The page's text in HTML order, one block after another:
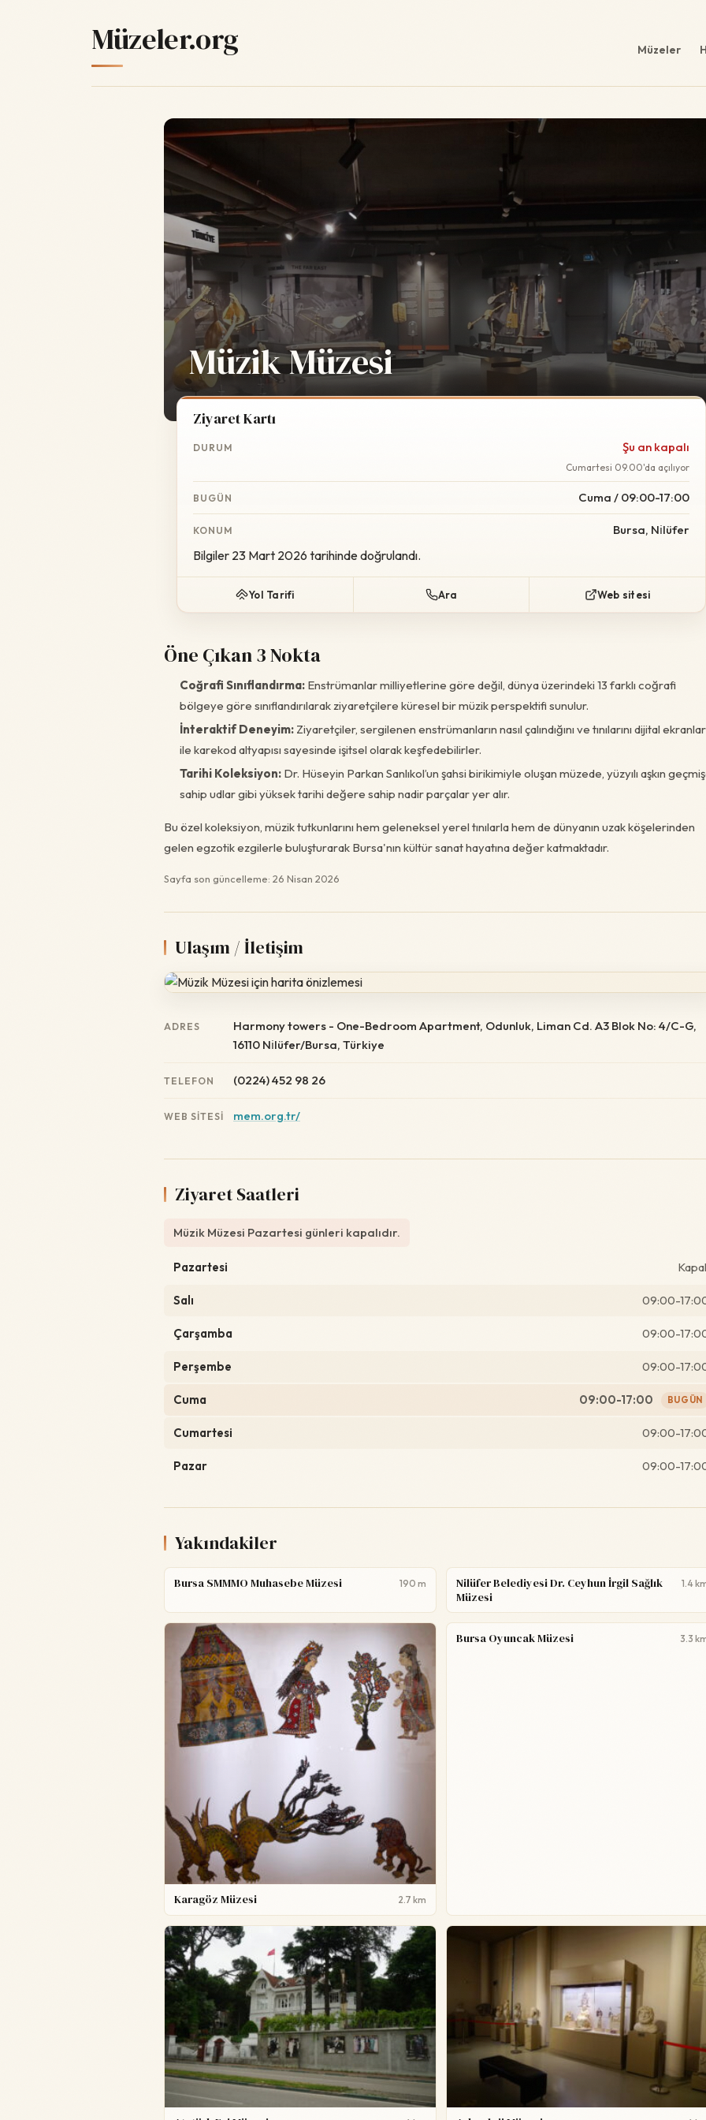
Müzeler.org Müzeler
Müzik Müzesi
Ziyaret Kartı
DURUM Şu an kapalı
Cumartesi 09.00'da açılıyor
BUGÜN Cuma / 09:00-17:00
KONUM Bursa, Ni̇lüfer
Bilgiler 23 Mart 2026 tarihinde doğrulandı.
Yol Tarifi Ara Web sitesi
Öne Çıkan 3 Nokta
Coğrafi Sınıflandırma: Enstrümanlar milliyetlerine göre değil, dünya üzerindeki 13 farklı coğrafi
bölgeye göre sınıflandırılarak ziyaretçilere küresel bir müzik perspektifi sunulur.
İnteraktif Deneyim: Ziyaretçiler, sergilenen enstrümanların nasıl çalındığını ve tınılarını dijital ekranlar
ile karekod altyapısı sayesinde işitsel olarak keşfedebilirler.
Tarihi Koleksiyon: Dr. Hüseyin Parkan Sanlıkol’un şahsi birikimiyle oluşan müzede, yüzyılı aşkın
sahip udlar gibi yüksek tarihi değere sahip nadir parçalar yer alır.
Bu özel koleksiyon, müzik tutkunlarını hem geleneksel yerel tınılarla hem de dünyanın uzak köşelerinden
gelen egzotik ezgilerle buluşturarak Bursa'nın kültür sanat hayatına değer katmaktadır.
Sayfa son güncelleme: 26 Nisan 2026
Ulaşım / İletişim
ADRES
Harmony towers - One-Bedroom Apartment, Odunluk, Liman Cd. A3 Blok No: 4/C-G,
16110 Ni̇lüfer/Bursa, Türkiye
TELEFON (0224) 452 98 26
WEB SITESI mem.org.tr/
Ziyaret Saatleri
Müzik Müzesi Pazartesi günleri kapalıdır.
Pazartesi
Salı 09:00-
Çarşamba 09:00-
Perşembe 09:00-
Cuma 09:00-17:00 BUGÜN
Cumartesi 09:00-
Pazar 09:00-
Yakındakiler
Bursa SMMMO Muhasebe Müzesi 190 m
Nilüfer Belediyesi Dr. Ceyhun İrgil Sağlık
Müzesi
1.4
Karagöz Müzesi 2.7 km
Bursa Oyuncak Müzesi 3.3